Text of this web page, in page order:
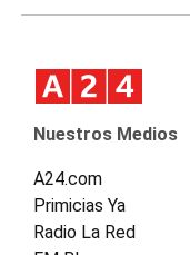
Nuestros Medios
A24.com
Primicias Ya
Radio La Red